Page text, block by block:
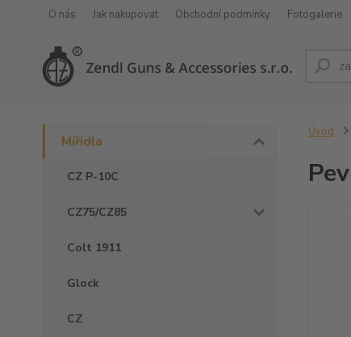
O nás Jak nakupovat Obchodní podmínky Fotogalerie
Mířidla
CZ P-10C
CZ75/CZ85
Colt 1911
Glock
CZ
Úvod